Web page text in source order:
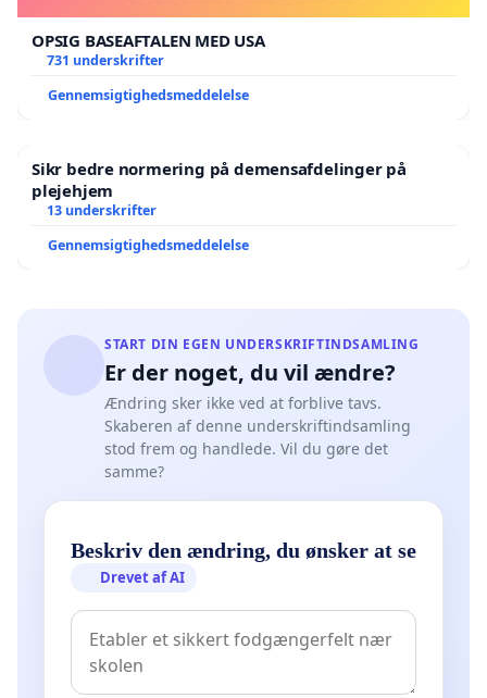
OPSIG BASEAFTALEN MED USA
731 underskrifter
Gennemsigtighedsmeddelelse
Sikr bedre normering på demensafdelinger på
plejehjem
13 underskrifter
Gennemsigtighedsmeddelelse
START DIN EGEN UNDERSKRIFTINDSAMLING
Er der noget, du vil ændre?
Ændring sker ikke ved at forblive tavs.
Skaberen af denne underskriftindsamling
stod frem og handlede. Vil du gøre det
samme?
Beskriv den ændring, du ønsker at se
Drevet af AI